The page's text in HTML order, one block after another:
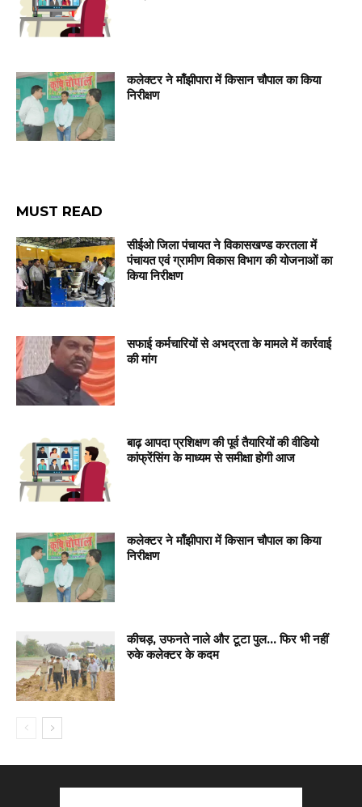
कलेक्टर ने माँझीपारा में किसान चौपाल का किया
निरीक्षण
MUST READ
सीईओ जिला पंचायत ने विकासखण्ड करतला में
पंचायत एवं ग्रामीण विकास विभाग की योजनाओं का
किया निरीक्षण
सफाई कर्मचारियों से अभद्रता के मामले में कार्रवाई
की मांग
बाढ़ आपदा प्रशिक्षण की पूर्व तैयारियों की वीडियो
कांफ्रेंसिंग के माध्यम से समीक्षा होगी आज
कलेक्टर ने माँझीपारा में किसान चौपाल का किया
निरीक्षण
कीचड़, उफनते नाले और टूटा पुल… फिर भी नहीं
रुके कलेक्टर के कदम